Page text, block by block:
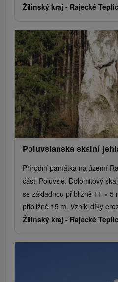
Žilinský kraj - Rajecké
Poluvsianska skalní
Přírodní památka na území
části Poluvsie. Dolomitový
se základnou přibližně 11 × 5
přibližně 15 m. Vznikl díky
Žilinský kraj - Rajecké